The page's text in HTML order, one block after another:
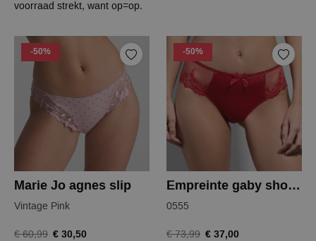
voorraad strekt, want op=op.
-50%
Marie Jo agnes slip
Vintage Pink
€ 60,99 € 30,50
-50%
Empreinte gaby shorty
0555
€ 73,99 € 37,00